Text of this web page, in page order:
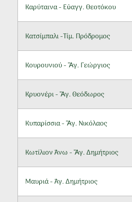
Καρύταινα - Εὐαγγ. Θεοτόκου
Κατσίμπαλι -Τίμ. Πρόδρομος
Κουρουνιού - Ἅγ. Γεώργιος
Κρυονέρι - Ἅγ. Θεόδωρος
Κυπαρίσσια - Ἅγ. Νικόλαος
Κωτίλιον Άνω - Ἅγ. Δημήτριος
Μαυριά - Άγ. Δημήτριος